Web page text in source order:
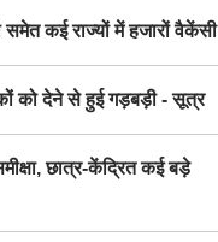
कई राज्यों में हजारों वैकेंसी
को देने से हुई गड़बड़ी - सूत्र
छात्र-केंद्रित कई बड़े